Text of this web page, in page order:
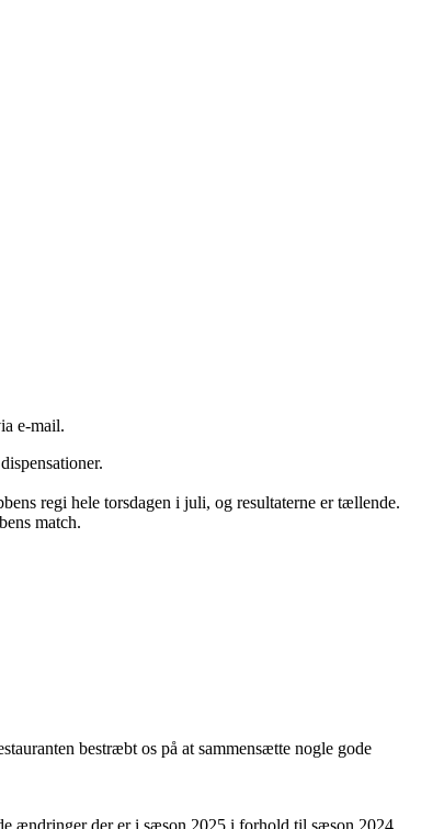
e-mail.
regi hele torsdagen i juli, og resultaterne er tællende.
match.
bestræbt os på at sammensætte nogle gode
ændringer der er i sæson 2025 i forhold til sæson 2024.